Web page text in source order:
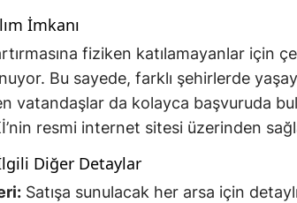
İmkanı
fiziken katılamayanlar için
Bu sayede, farklı şehirlerde
vatandaşlar da kolayca başvuruda
resmi internet sitesi üzerinden
Diğer Detaylar
Satışa sunulacak her arsa için